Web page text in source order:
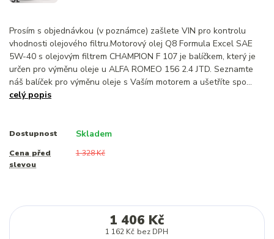
Prosím s objednávkou (v poznámce) zašlete VIN pro kontrolu
vhodnosti olejového filtru.Motorový olej Q8 Formula Excel SAE
5W-40 s olejovým filtrem CHAMPION F 107 je balíčkem, který je
určen pro výměnu oleje u ALFA ROMEO 156 2.4 JTD. Seznamte
náš balíček pro výměnu oleje s Vaším motorem a ušetříte spo...
celý popis
Dostupnost Skladem
Cena před
slevou
1 328 Kč
1 406 Kč
1 162 Kč bez DPH